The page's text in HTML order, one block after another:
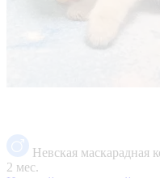
Невская маскарадная
2 мес.